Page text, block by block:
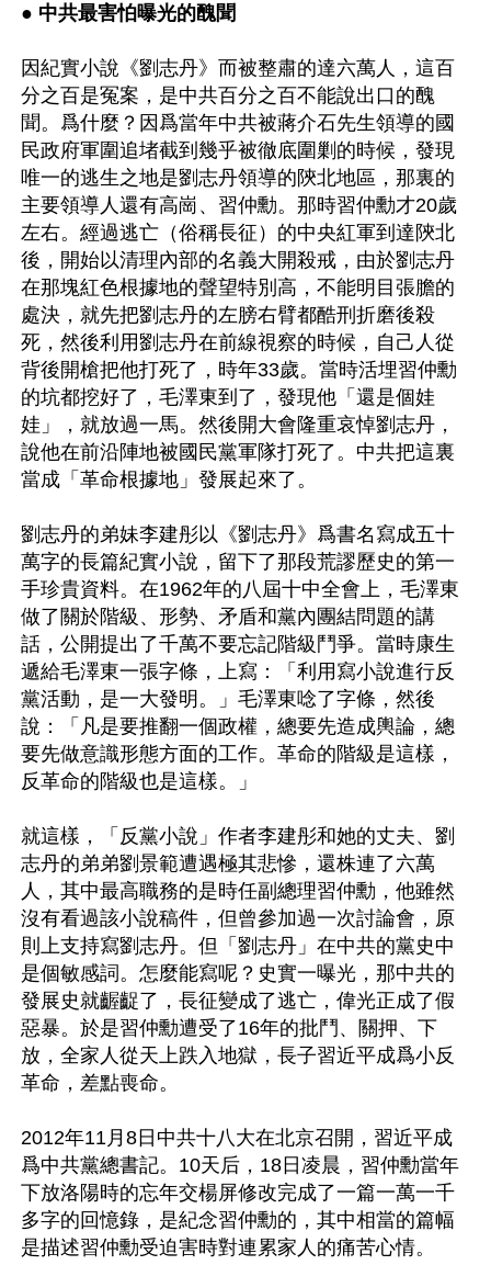
● 中共最害怕曝光的醜聞
因紀實小說《劉志丹》而被整肅的達六萬人，這百
分之百是冤案，是中共百分之百不能說出口的醜
聞。爲什麼？因爲當年中共被蔣介石先生領導的國
民政府軍圍追堵截到幾乎被徹底圍剿的時候，發現
唯一的逃生之地是劉志丹領導的陝北地區，那裏的
主要領導人還有高崗、習仲勳。那時習仲勳才20歲
左右。經過逃亡（俗稱長征）的中央紅軍到達陝北
後，開始以清理內部的名義大開殺戒，由於劉志丹
在那塊紅色根據地的聲望特別高，不能明目張膽的
處決，就先把劉志丹的左膀右臂都酷刑折磨後殺
死，然後利用劉志丹在前線視察的時候，自己人從
背後開槍把他打死了，時年33歲。當時活埋習仲勳
的坑都挖好了，毛澤東到了，發現他「還是個娃
娃」，就放過一馬。然後開大會隆重哀悼劉志丹，
說他在前沿陣地被國民黨軍隊打死了。中共把這裏
當成「革命根據地」發展起來了。
劉志丹的弟妹李建彤以《劉志丹》爲書名寫成五十
萬字的長篇紀實小說，留下了那段荒謬歷史的第一
手珍貴資料。在1962年的八屆十中全會上，毛澤東
做了關於階級、形勢、矛盾和黨內團結問題的講
話，公開提出了千萬不要忘記階級鬥爭。當時康生
遞給毛澤東一張字條，上寫：「利用寫小說進行反
黨活動，是一大發明。」毛澤東唸了字條，然後
說：「凡是要推翻一個政權，總要先造成輿論，總
要先做意識形態方面的工作。革命的階級是這樣，
反革命的階級也是這樣。」
就這樣，「反黨小說」作者李建彤和她的丈夫、劉
志丹的弟弟劉景範遭遇極其悲慘，還株連了六萬
人，其中最高職務的是時任副總理習仲勳，他雖然
沒有看過該小說稿件，但曾參加過一次討論會，原
則上支持寫劉志丹。但「劉志丹」在中共的黨史中
是個敏感詞。怎麼能寫呢？史實一曝光，那中共的
發展史就齷齪了，長征變成了逃亡，偉光正成了假
惡暴。於是習仲勳遭受了16年的批鬥、關押、下
放，全家人從天上跌入地獄，長子習近平成爲小反
革命，差點喪命。
2012年11月8日中共十八大在北京召開，習近平成
爲中共黨總書記。10天后，18日凌晨，習仲勳當年
下放洛陽時的忘年交楊屏修改完成了一篇一萬一千
多字的回憶錄，是紀念習仲勳的，其中相當的篇幅
是描述習仲勳受迫害時對連累家人的痛苦心情。